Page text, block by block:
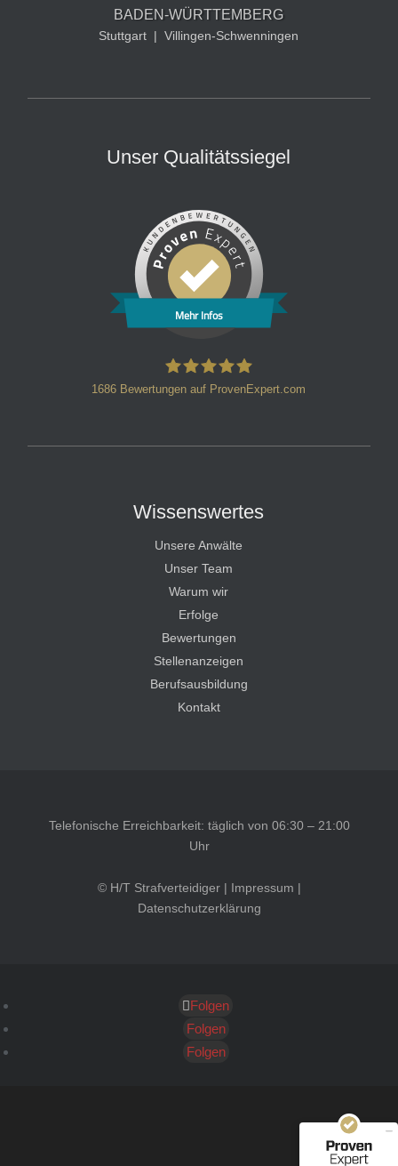
BADEN-WÜRTTEMBERG
Stuttgart | Villingen-Schwenningen
Unser Qualitätssiegel
Mehr Infos
1686 Bewertungen auf ProvenExpert.com
Wissenswertes
Unsere Anwälte
Unser Team
Warum wir
Erfolge
Bewertungen
Stellenanzeigen
Berufsausbildung
Kontakt
Telefonische Erreichbarkeit: täglich von 06:30 – 21:00
Uhr
© H/T Strafverteidiger | Impressum |
Datenschutzerklärung
Folgen
Folgen
Folgen
Kundenbewertungen und Erfahrungen zu
SEHR GUT
40